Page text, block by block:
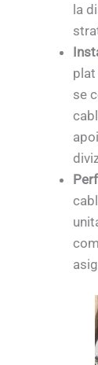
la
plat
se